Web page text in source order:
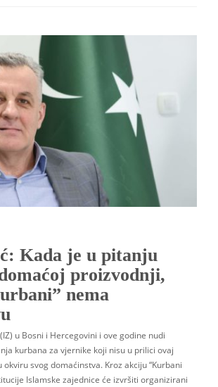
Kada je u pitanju
proizvodnji,
nema
u Bosni i Hercegovini i ove godine nudi
kurbana za vjernike koji nisu u prilici ovaj
svog domaćinstva. Kroz akciju “Kurbani
Islamske zajednice će izvršiti organizirani